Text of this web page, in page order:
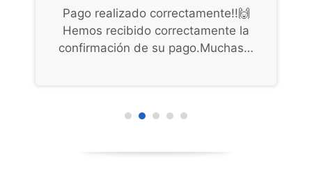
Pago realizado correctamente!!🙌
Hemos recibido correctamente la
confirmación de su pago.Muchas…